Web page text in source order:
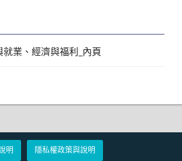
就業、經濟與福利_內頁
明 隱私權政策與說明